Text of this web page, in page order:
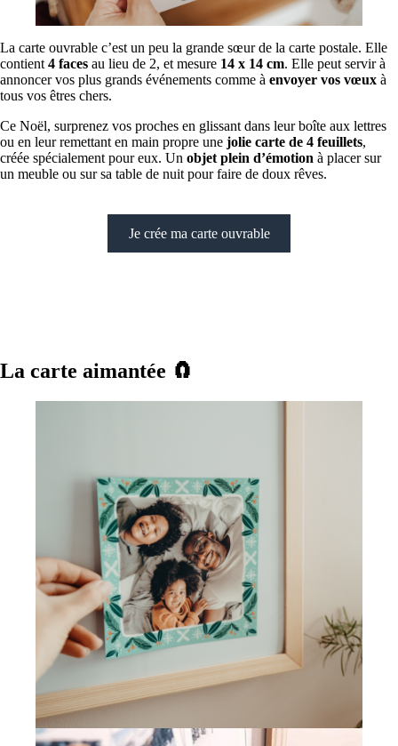
La carte ouvrable c’est un peu la grande sœur de la carte postale. Elle
contient 4 faces au lieu de 2, et mesure 14 x 14 cm. Elle peut servir à
annoncer vos plus grands événements comme à envoyer vos vœux à
tous vos êtres chers.
Ce Noël, surprenez vos proches en glissant dans leur boîte aux lettres
ou en leur remettant en main propre une jolie carte de 4 feuillets,
créée spécialement pour eux. Un objet plein d’émotion à placer sur
un meuble ou sur sa table de nuit pour faire de doux rêves.
Je crée ma carte ouvrable
La carte aimantée 🧲